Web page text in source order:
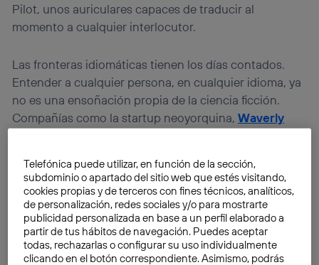
Pilot, unos auriculares capaces de traducir al
momento a cualquier interlocutor.
Las fronteras idiomáticas tienen los días contados.
Entender a cualquier persona, en cualquier idioma, ya
no es una ensoñación propia de la ciencia ficción.
Compañías como la startup neoyorquina,Waverly
han construido dispositivos comoPilot, unos
auriculares que pueden traducir simultáneamente una
conversación con la ayuda de un smartphone.
Capaz de traducir más de quince idiomas diferentes,
esta nueva aplicación de inteligencia artificial utiliza,
Telefónica puede utilizar, en función de la sección,
subdominio o apartado del sitio web que estés visitando,
cookies propias y de terceros con fines técnicos, analíticos,
de personalización, redes sociales y/o para mostrarte
publicidad personalizada en base a un perfil elaborado a
partir de tus hábitos de navegación. Puedes aceptar
todas, rechazarlas o configurar su uso individualmente
clicando en el botón correspondiente. Asimismo, podrás